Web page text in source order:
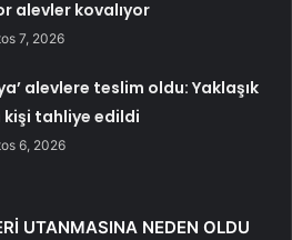
alevler kovalıyor
7, 2026
alevlere teslim oldu: Yaklaşık
kişi tahliye edildi
6, 2026
UTANMASINA NEDEN OLDU